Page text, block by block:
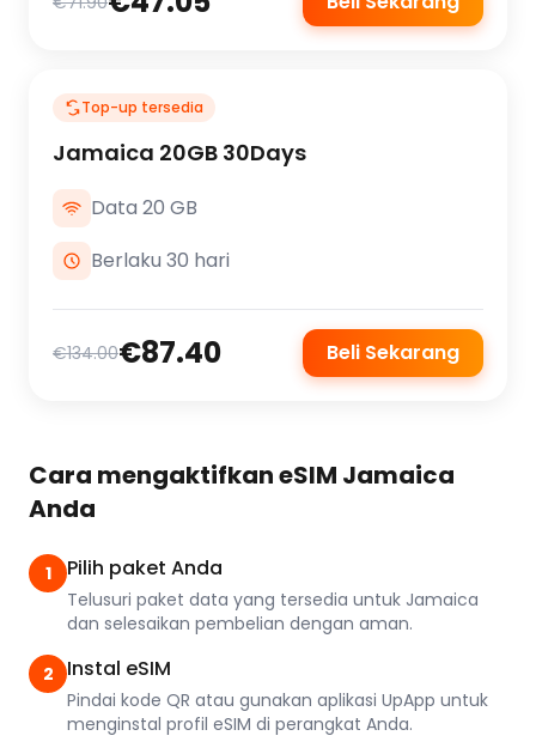
Top-up tersedia
Jamaica 20GB 30Days
Data 20 GB
Berlaku 30 hari
€134.00€87.40 Beli Sekarang
Cara mengaktifkan eSIM Jamaica
Anda
1 Pilih paket Anda
Telusuri paket data yang tersedia untuk Jamaica
dan selesaikan pembelian dengan aman.
2 Instal eSIM
Pindai kode QR atau gunakan aplikasi UpApp untuk
menginstal profil eSIM di perangkat Anda.